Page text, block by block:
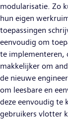
modularisatie. Zo
hun eigen
toepassingen
eenvoudig om
te implementeren,
makkelijker om
de nieuwe
om leesbare en
deze eenvoudig te
gebruikers vlotter